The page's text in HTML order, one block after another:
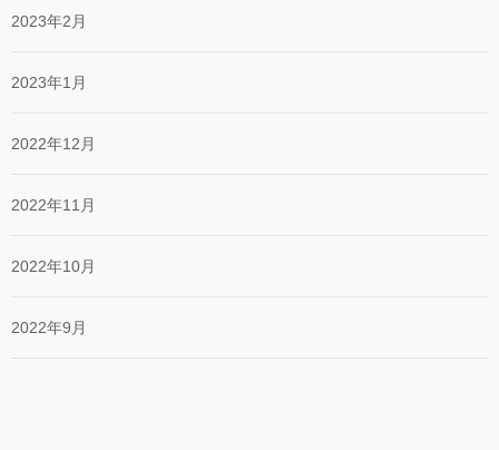
2023年2月
2023年1月
2022年12月
2022年11月
2022年10月
2022年9月